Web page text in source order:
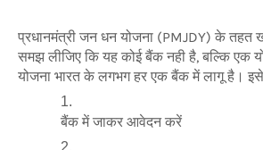
प्रधानमंत्री जन धन योजना (PMJDY) के तहत
समझ लीजिए कि यह कोई बैंक नही है, बल्कि एक
योजना भारत के लगभग हर एक बैंक में लागू है।
बैंक में जाकर आवेदन करें